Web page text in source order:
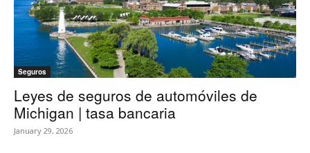
Seguros
Leyes de seguros de automóviles de
Michigan | tasa bancaria
January 29, 2026